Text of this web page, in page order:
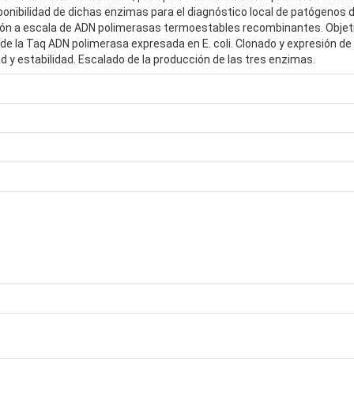
de dichas enzimas para el diagnóstico local de patógenos
a escala de ADN polimerasas termoestables recombinantes.
la Taq ADN polimerasa expresada en E. coli. Clonado y expresión
y estabilidad. Escalado de la producción de las tres enzimas.